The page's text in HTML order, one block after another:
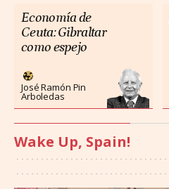
Economía de
Ceuta: Gibraltar
como espejo
José Ramón Pin
Arboledas
Wake Up, Spain!